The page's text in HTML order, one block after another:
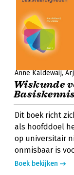
Anne Kaldewaij
Wiskunde
Dit boek richt
als hoofddoel
op universitair
onmisbaar is
Boek bekijken